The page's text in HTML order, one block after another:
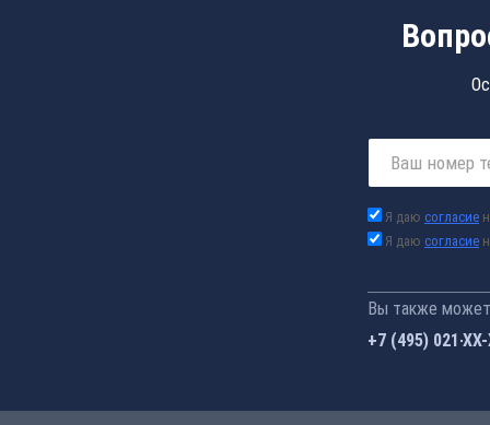
Я даю согласие
Я даю согласие
Вы также
+7 (495) 021-